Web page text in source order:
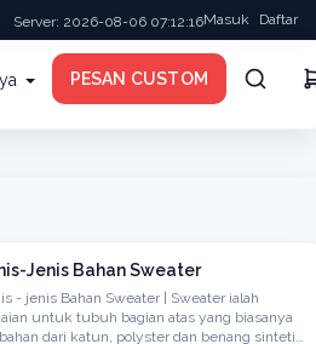
Server: 2026-08-06 07:12:16Masuk Daftar
PESAN CUSTOM
Jenis Bahan Sweater
- jenis Bahan Sweater | Sweater ialah
untuk tubuh bagian atas yang biasanya
dari katun, polyster dan benang sintetis